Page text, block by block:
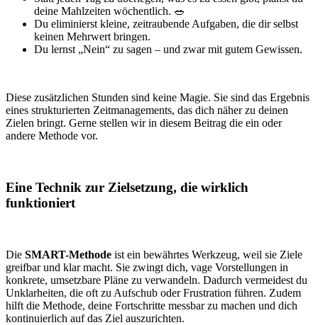
deine Mahlzeiten wöchentlich. 🥗
Du eliminierst kleine, zeitraubende Aufgaben, die dir selbst
keinen Mehrwert bringen.
Du lernst „Nein“ zu sagen – und zwar mit gutem Gewissen.
Diese zusätzlichen Stunden sind keine Magie. Sie sind das Ergebnis
eines strukturierten Zeitmanagements, das dich näher zu deinen
Zielen bringt. Gerne stellen wir in diesem Beitrag die ein oder
andere Methode vor.
Eine Technik zur Zielsetzung, die wirklich
funktioniert
Die SMART-Methode ist ein bewährtes Werkzeug, weil sie Ziele
greifbar und klar macht. Sie zwingt dich, vage Vorstellungen in
konkrete, umsetzbare Pläne zu verwandeln. Dadurch vermeidest du
Unklarheiten, die oft zu Aufschub oder Frustration führen. Zudem
hilft die Methode, deine Fortschritte messbar zu machen und dich
kontinuierlich auf das Ziel auszurichten.